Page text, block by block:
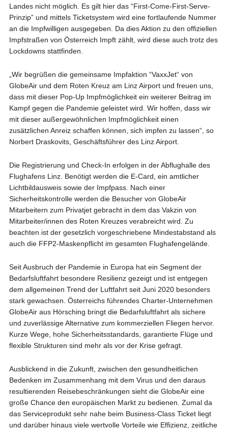
Landes nicht möglich. Es gilt hier das “First-Come-First-Serve-
Prinzip” und mittels Ticketsystem wird eine fortlaufende Nummer
an die Impfwilligen ausgegeben. Da dies Aktion zu den offiziellen
Impfstraßen von Österreich Impft zählt, wird diese auch trotz des
Lockdowns stattfinden.
„Wir begrüßen die gemeinsame Impfaktion “VaxxJet“ von
GlobeAir und dem Roten Kreuz am Linz Airport und freuen uns,
dass mit dieser Pop-Up Impfmöglichkeit ein weiterer Beitrag im
Kampf gegen die Pandemie geleistet wird. Wir hoffen, dass wir
mit dieser außergewöhnlichen Impfmöglichkeit einen
zusätzlichen Anreiz schaffen können, sich impfen zu lassen“, so
Norbert Draskovits, Geschäftsführer des Linz Airport.
Die Registrierung und Check-In erfolgen in der Abflughalle des
Flughafens Linz. Benötigt werden die E-Card, ein amtlicher
Lichtbildausweis sowie der Impfpass. Nach einer
Sicherheitskontrolle werden die Besucher von GlobeAir
Mitarbeitern zum Privatjet gebracht in dem das Vakzin von
Mitarbeiter/innen des Roten Kreuzes verabreicht wird. Zu
beachten ist der gesetzlich vorgeschriebene Mindestabstand als
auch die FFP2-Maskenpflicht im gesamten Flughafengelände.
Seit Ausbruch der Pandemie in Europa hat ein Segment der
Bedarfsluftfahrt besondere Resilienz gezeigt und ist entgegen
dem allgemeinen Trend der Luftfahrt seit Juni 2020 besonders
stark gewachsen. Österreichs führendes Charter-Unternehmen
GlobeAir aus Hörsching bringt die Bedarfsluftfahrt als sichere
und zuverlässige Alternative zum kommerziellen Fliegen hervor.
Kurze Wege, hohe Sicherheitsstandards, garantierte Flüge und
flexible Strukturen sind mehr als vor der Krise gefragt.
Ausblickend in die Zukunft, zwischen den gesundheitlichen
Bedenken im Zusammenhang mit dem Virus und den daraus
resultierenden Reisebeschränkungen sieht die GlobeAir eine
große Chance den europäischen Markt zu bedienen. Zumal da
das Serviceprodukt sehr nahe beim Business-Class Ticket liegt
und darüber hinaus viele wertvolle Vorteile wie Effizienz, zeitliche